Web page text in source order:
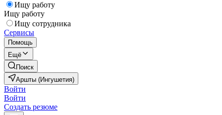
Ищу работу
Ищу работу
Ищу сотрудника
Сервисы
Помощь
Ещё
Поиск
Аршты (Ингушетия)
Войти
Войти
Создать резюме